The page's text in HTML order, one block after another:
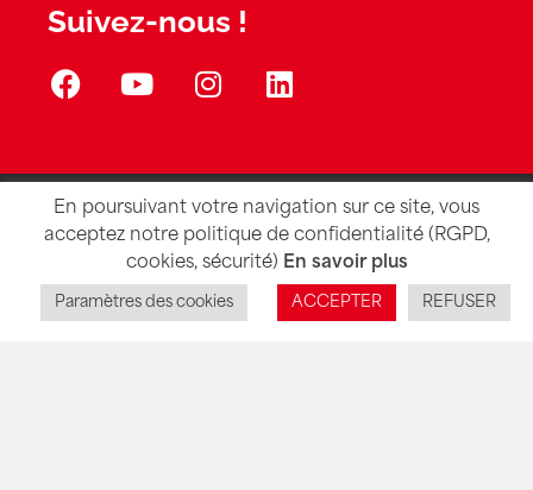
Suivez-nous !
Huîtres
En poursuivant votre navigation sur ce site, vous
acceptez notre politique de confidentialité (RGPD,
cookies, sécurité) En savoir plus
Paramètres des cookies ACCEPTER REFUSER